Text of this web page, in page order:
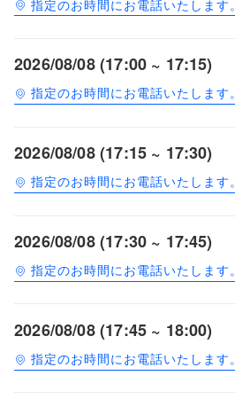
指定のお時間にお電話いたします。
2026/08/08 (17:00 ~ 17:15)
指定のお時間にお電話いたします。
2026/08/08 (17:15 ~ 17:30)
指定のお時間にお電話いたします。
2026/08/08 (17:30 ~ 17:45)
指定のお時間にお電話いたします。
2026/08/08 (17:45 ~ 18:00)
指定のお時間にお電話いたします。